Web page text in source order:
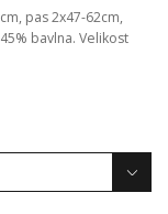
pas 2x47-62cm,
bavlna. Velikost